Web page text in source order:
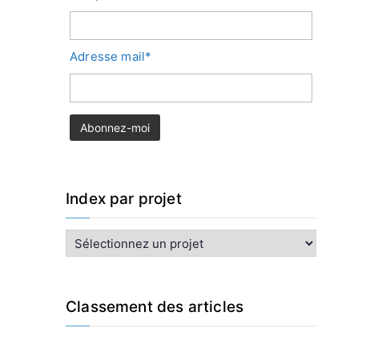
Adresse mail*
Index par projet
n
x
Classement des articles